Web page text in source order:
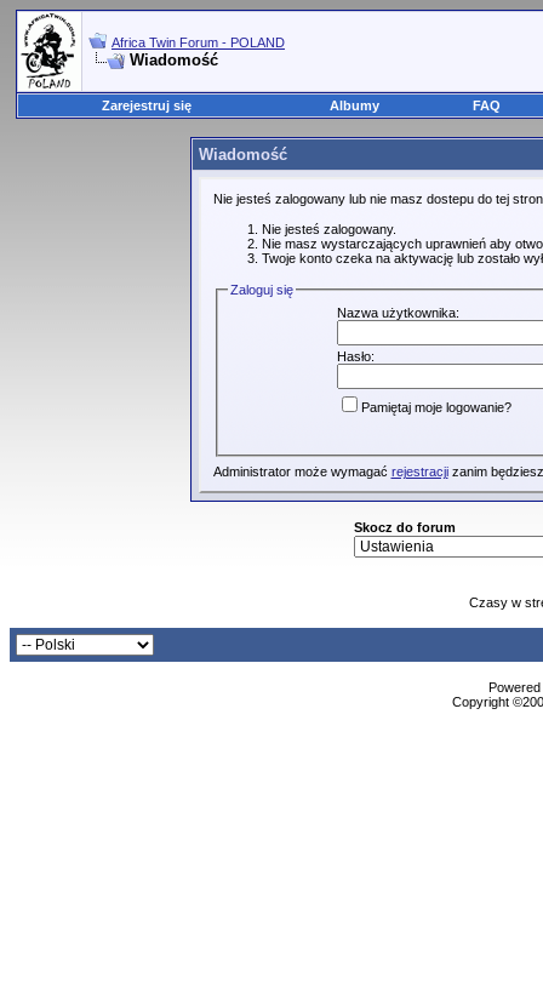
Africa Twin Forum - POLAND
Wiadomość
Zarejestruj się Albumy FAQ
Wiadomość
Nie jesteś zalogowany lub nie masz dostepu do tej
Nie jesteś zalogowany.
Nie masz wystarczających uprawnień aby
Twoje konto czeka na aktywację lub zostało
Zaloguj się
Nazwa użytkownika:
Hasło:
Pamiętaj moje logowanie?
Administrator może wymagać rejestracjizanim
Skocz do forum
Czasy w
Copyright